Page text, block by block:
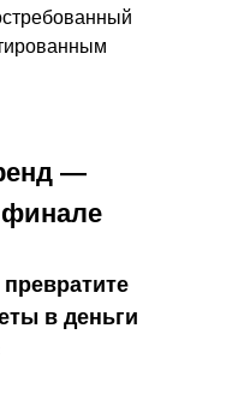
—
в деньги